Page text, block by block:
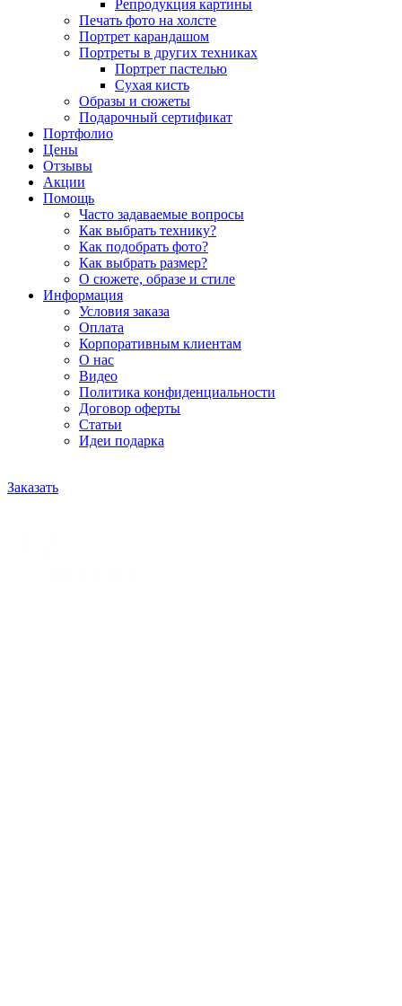
Репродукция картины
Печать фото на холсте
Портрет карандашом
Портреты в других техниках
Портрет пастелью
Сухая кисть
Образы и сюжеты
Подарочный сертификат
Портфолио
Цены
Отзывы
Акции
Помощь
Часто задаваемые вопросы
Как выбрать технику?
Как подобрать фото?
Как выбрать размер?
О сюжете, образе и стиле
Информация
Условия заказа
Оплата
Корпоративным клиентам
О нас
Видео
Политика конфиденциальности
Договор оферты
Статьи
Идеи подарка
Заказать